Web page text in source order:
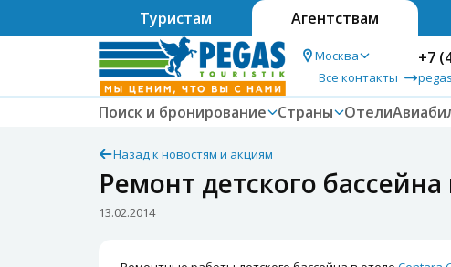
Туристам Агентствам
Москва
Все контакты
+7
Поиск и бронирование Страны Отели
Назад к новостям и акциям
Ремонт детского
13.02.2014